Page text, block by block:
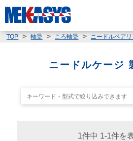
TOP 軸受 ころ軸受 ニードルベア
ニードルケージ
1件中 1-1件を